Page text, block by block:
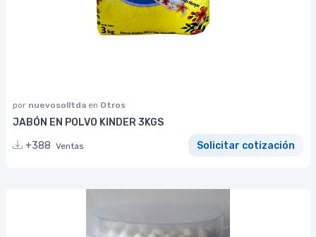
por nuevosolltda en Otros
JABÓN EN POLVO KINDER 3KGS
+388 Ventas Solicitar cotización